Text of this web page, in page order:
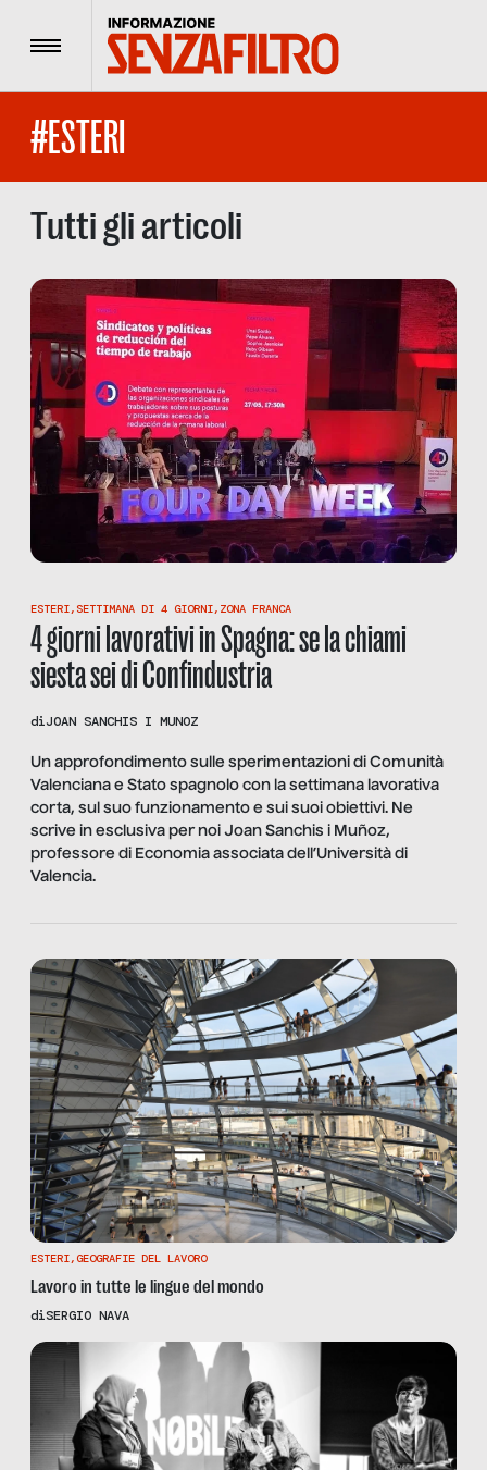
Menu
#ESTERI
Tutti gli articoli
ESTERI, SETTIMANA DI 4 GIORNI, ZONA FRANCA
4 giorni lavorativi in Spagna: se la chiami
siesta sei di Confindustria
diJOAN SANCHIS I MUNOZ
Un approfondimento sulle sperimentazioni di Comunità
Valenciana e Stato spagnolo con la settimana lavorativa
corta, sul suo funzionamento e sui suoi obiettivi. Ne
scrive in esclusiva per noi Joan Sanchis i Muñoz,
professore di Economia associata dell’Università di
Valencia.
ESTERI,GEOGRAFIE DEL LAVORO
Lavoro in tutte le lingue del mondo
diSERGIO NAVA